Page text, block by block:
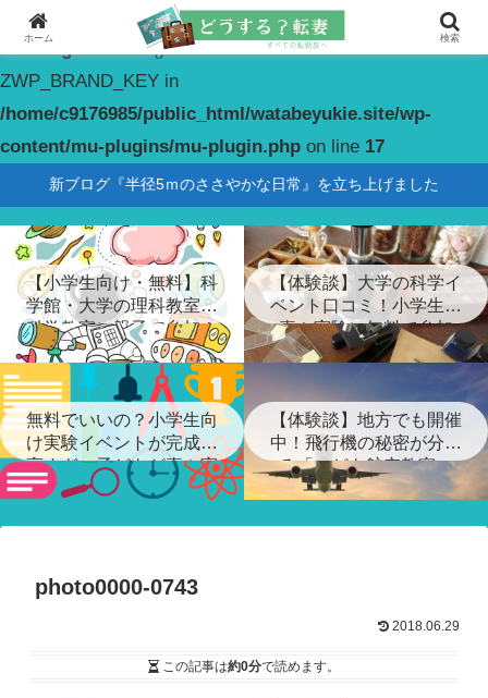
Warning
: constant(): Couldn't find constant
ZWP_BRAND_KEY in
/home/c9176985/public_html/watabeyukie.site/wp-
content/mu-plugins/mu-plugin.php on line 17
新ブログ『半径5ｍのささやかな日常』を立ち上げました
【小学生向け・無料】科
学館・大学の理科教室・
科学教室に親子で参加！
【体験談】大学の科学イ
ベント口コミ！小学生が
喜ぶ実験に無料で参加
無料でいいの？小学生向
け実験イベントが完成度
高すぎ…子どもが喜ぶ実
験ショー
【体験談】地方でも開催
中！飛行機の秘密が分か
る「こども航空教室」
photo0000-0743
2018.06.29
この記事は約0分で読めます。
ホーム 検索